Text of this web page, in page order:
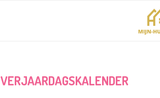
VERJAARDAGSKALENDER